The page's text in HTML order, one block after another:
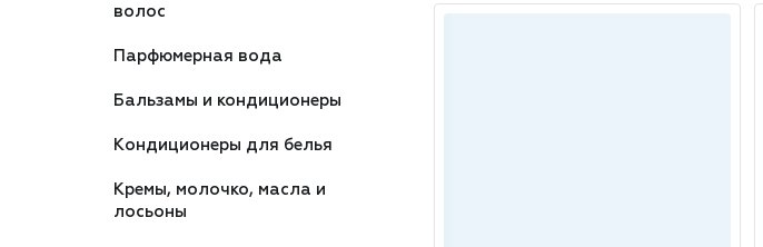
волос
Парфюмерная вода
Бальзамы и кондиционеры
Кондиционеры для белья
Кремы, молочко, масла и
лосьоны